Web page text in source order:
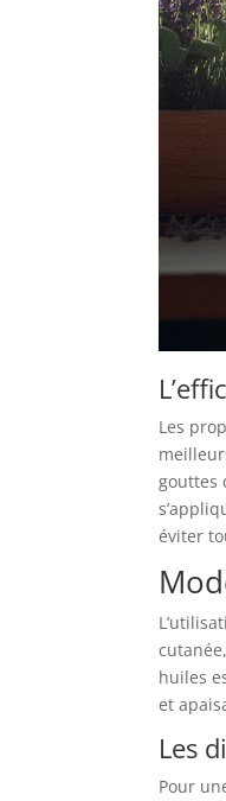
Les
gouttes
éviter
huiles
et
Les
Pour